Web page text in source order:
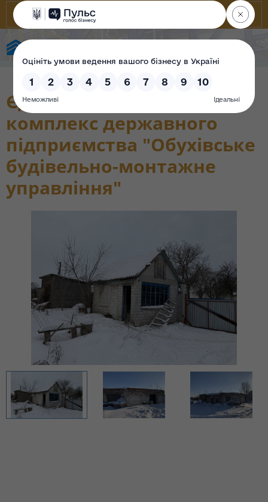
Єдиний майновий
комплекс державного
підприємства "Обухівське
будівельно-монтажне
управління"